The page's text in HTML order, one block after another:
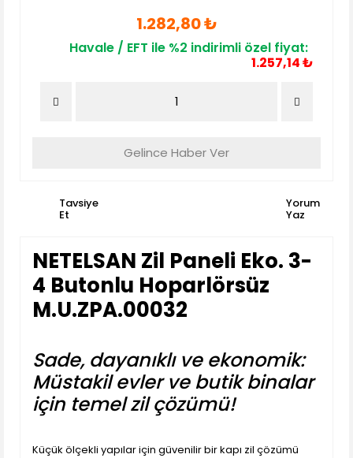
1.282,80 ₺
Havale / EFT ile %2 indirimli özel fiyat:
1.257,14 ₺
Gelince Haber Ver
Tavsiye
Et
Yorum
Yaz
NETELSAN Zil Paneli Eko. 3-
4 Butonlu Hoparlörsüz
M.U.ZPA.00032
Sade, dayanıklı ve ekonomik:
Müstakil evler ve butik binalar
için temel zil çözümü!
Küçük ölçekli yapılar için güvenilir bir kapı zil çözümü